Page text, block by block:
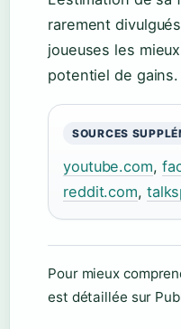
rarement
joueuses les
potentiel de gains.
SOURCES
youtube.com,
reddit.com,
Pour mieux
est détaillée sur